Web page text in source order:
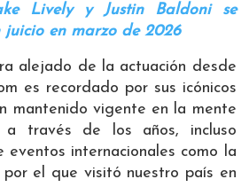
Lively y Justin Baldoni se
en marzo de 2026
alejado de la actuación desde
es recordado por sus icónicos
mantenido vigente en la mente
a través de los años, incluso
internacionales como la
por el que visitó nuestro país en